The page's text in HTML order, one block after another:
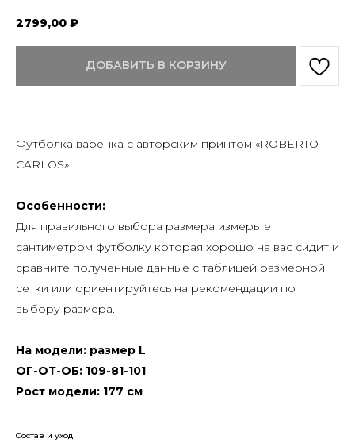
2799,00 ₽
ДОБАВИТЬ В КОРЗИНУ
Футболка варенка с авторским принтом «ROBERTO
CARLOS»
Особенности:
Для правильного выбора размера измерьте
сантиметром футболку которая хорошо на вас сидит и
сравните полученные данные с таблицей размерной
сетки или ориентируйтесь на рекомендации по
выбору размера.
На модели: размер L
ОГ-ОТ-ОБ: 109-81-101
Рост модели: 177 см
Состав и уход